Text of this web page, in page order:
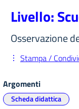
Livello:
Osservazione
Stampa /
Argomenti
Scheda didattica